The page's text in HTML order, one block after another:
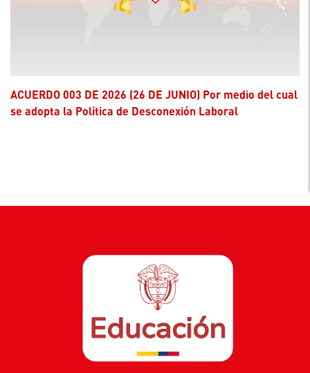
ACUERDO 003 DE 2026 (26 DE JUNIO) Por medio del cual
se adopta la Política de Desconexión Laboral